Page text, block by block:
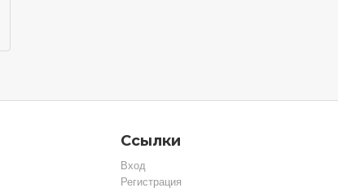
Ссылки
Вход
Регистрация